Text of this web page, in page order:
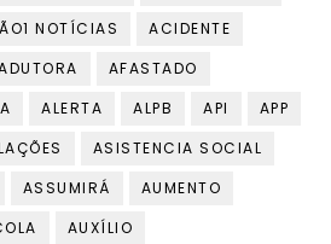
NOTÍCIAS
ACIDENTE
AFASTADO
ALERTA ALPB API
APP
ASISTENCIA SOCIAL
ASSUMIRÁ
AUMENTO
AUXÍLIO